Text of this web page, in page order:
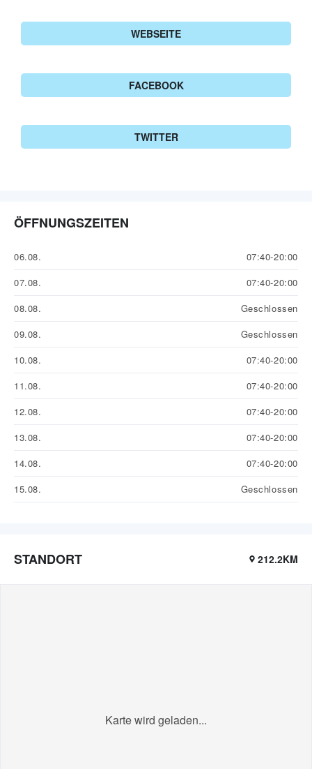
WEBSEITE
FACEBOOK
TWITTER
ÖFFNUNGSZEITEN
06.08.
07:40-20:00
07.08.
07:40-20:00
08.08.
Geschlossen
09.08.
Geschlossen
10.08.
07:40-20:00
11.08.
07:40-20:00
12.08.
07:40-20:00
13.08.
07:40-20:00
14.08.
07:40-20:00
15.08.
Geschlossen
STANDORT 212.2KM
Karte wird geladen...